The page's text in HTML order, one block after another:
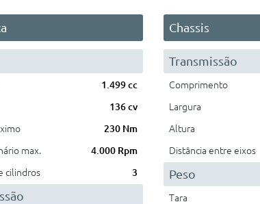
1.499 cc
136 cv
230 Nm
max.
4.000 Rpm
cilindros
3
Chassis
Transmissão
Comprimento
Largura
Altura
Distância entre eixos
Peso
Tara